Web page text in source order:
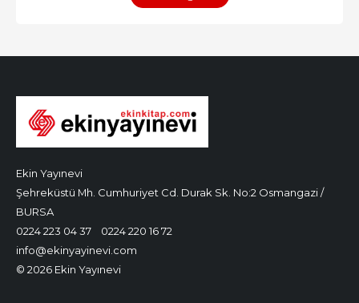
Ekin Yayınevi
Şehreküstü Mh. Cumhuriyet Cd. Durak Sk. No:2 Osmangazi /
BURSA
0224 223 04 37
0224 220 16 72
info@ekinyayinevi.com
© 2026 Ekin Yayınevi